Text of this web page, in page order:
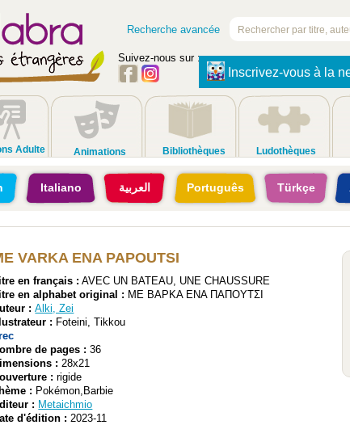
Recherche avancée
Suivez-nous sur :
Inscrivez-vous à la
Adulte Animations Bibliothèques Ludothèques
Italiano العربية Português Türkçe
VARKA ENA PAPOUTSI
en français : AVEC UN BATEAU, UNE CHAUSSURE
en alphabet original : ΜΕ ΒΑΡΚΑ ΕΝΑ ΠΑΠΟΥΤΣΙ
:Alki, Zei
: Foteini, Tikkou
de pages : 36
: 28x21
: rigide
: Pokémon,Barbie
: Metaichmio
d'édition : 2023-11